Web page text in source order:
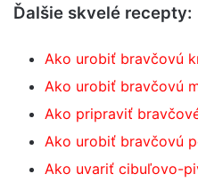
Ďalšie skvelé recepty:
Ako urobiť bravčovú
Ako urobiť bravčovú
Ako pripraviť
Ako urobiť bravčovú
Ako uvariť cibuľovo-